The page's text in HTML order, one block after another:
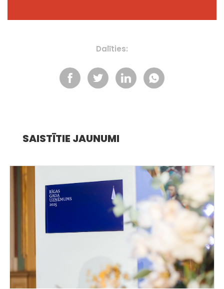
Dalīties:
SAISTĪTIE JAUNUMI